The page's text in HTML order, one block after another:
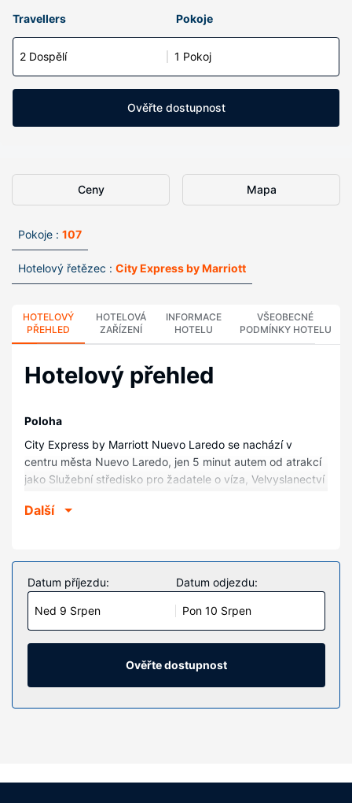
Travellers Pokoje
2 Dospělí 1 Pokoj
Ověřte dostupnost
Ceny Mapa
Pokoje : 107
Hotelový řetězec : City Express by Marriott
HOTELOVÝ
PŘEHLED
HOTELOVÁ
ZAŘÍZENÍ
INFORMACE
HOTELU
VŠEOBECNÉ
PODMÍNKY HOTELU
Hotelový přehled
Poloha
City Express by Marriott Nuevo Laredo se nachází v
centru města Nuevo Laredo, jen 5 minut autem od atrakcí
jako Služební středisko pro žadatele o víza, Velvyslanectví
Bravo. Tento hotel se nachází 1,9 km od Nemocnice
V jednom z 107 klimatizovaných pokojů, k jejichž vybavení
patří televize s plochou obrazovkou, se budete cítit jako
doma. Bezplatné bezdrátové i pevné připojení k internetu
vám zajistí spojení se světem a televize, která nabízí
kabelové kanály, dobrou zábavu. K vybavení koupelen
patří sprcha. Další užitečné vybavení a služby: telefon,
hotelu patří bezdrátový internet zdarma a prodejní
Další
Datum příjezdu:
Ned 9 Srpen
Datum odjezdu:
Pon 10 Srpen
Ověřte dostupnost